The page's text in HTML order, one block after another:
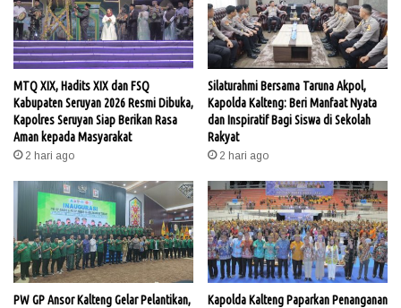
MTQ XIX, Hadits XIX dan FSQ
Kabupaten Seruyan 2026 Resmi Dibuka,
Kapolres Seruyan Siap Berikan Rasa
Aman kepada Masyarakat
2 hari ago
Silaturahmi Bersama Taruna Akpol,
Kapolda Kalteng: Beri Manfaat Nyata
dan Inspiratif Bagi Siswa di Sekolah
Rakyat
2 hari ago
PW GP Ansor Kalteng Gelar Pelantikan,
Kapolda Kalteng Paparkan Penanganan